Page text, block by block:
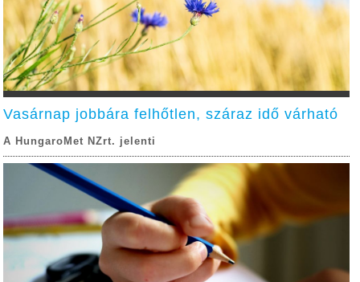
Vasárnap jobbára felhőtlen, száraz idő várható
A HungaroMet NZrt. jelenti